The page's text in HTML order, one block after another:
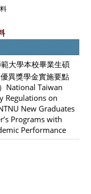
大學本校畢業生碩
異獎學金實施要點
National Taiwan
Regulations on
New Graduates
Programs with
Performance